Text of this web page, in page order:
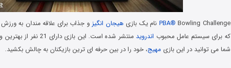
PBA® Bowling Challenge نام یک بازی هیجان انگیز و جذاب برای علاقه مندان به
که برای سیستم عامل محبوب اندروید
منتشر شده است. این بازی
شما می توانید در این بازی مهیج، خود را در بین حرفه ای ترین بازیکنان به چالش بکشید.